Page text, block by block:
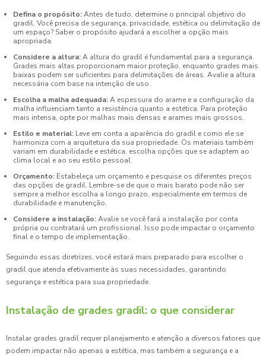
Defina o propósito:Antes de tudo, determine o principal objetivo do
gradil. Você precisa de segurança, privacidade, estética ou delimitação de
um espaço? Saber o propósito ajudará a escolher a opção mais
apropriada.
Considere a altura:A altura do gradil é fundamental para a segurança.
Grades mais altas proporcionam maior proteção, enquanto grades mais
baixas podem ser suficientes para delimitações de áreas. Avalie a altura
necessária com base na intenção de uso.
Escolha a malha adequada:A espessura do arame e a configuração da
malha influenciam tanto a resistência quanto a estética. Para proteção
mais intensa, opte por malhas mais densas e arames mais grossos.
Estilo e material: Leve em conta a aparência do gradil e como ele se
harmoniza com a arquitetura da sua propriedade. Os materiais também
variam em durabilidade e estética, escolha opções que se adaptem ao
clima local e ao seu estilo pessoal.
Orçamento: Estabeleça um orçamento e pesquise os diferentes preços
das opções de gradil. Lembre-se de que o mais barato pode não ser
sempre a melhor escolha a longo prazo, especialmente em termos de
durabilidade e manutenção.
Considere a instalação:Avalie se você fará a instalação por conta
própria ou contratará um profissional. Isso pode impactar o orçamento
final e o tempo de implementação.
Seguindo essas diretrizes, você estará mais preparado para escolher o
gradil que atenda efetivamente às suas necessidades, garantindo
segurança e estética para sua propriedade.
Instalação de grades gradil: o que considerar
Instalar grades gradil requer planejamento e atenção a diversos fatores que
podem impactar não apenas a estética, mas também a segurança e a